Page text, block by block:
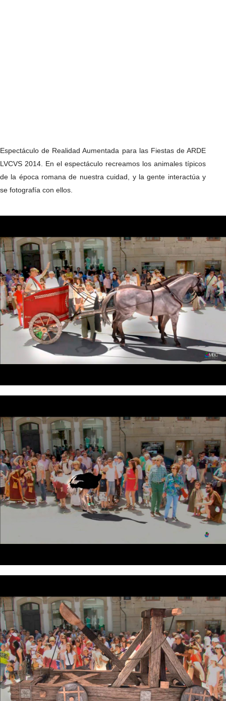
Espectáculo de Realidad Aumentada para las Fiestas de ARDE
LVCVS 2014. En el espectáculo recreamos los animales típicos
de la época romana de nuestra cuidad, y la gente interactúa y
se fotografía con ellos.